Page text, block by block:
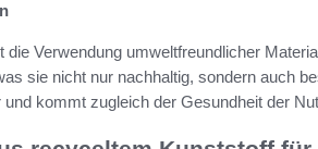
Verwendung umweltfreundlicher
sie nicht nur nachhaltig, sondern auch
kommt zugleich der Gesundheit der